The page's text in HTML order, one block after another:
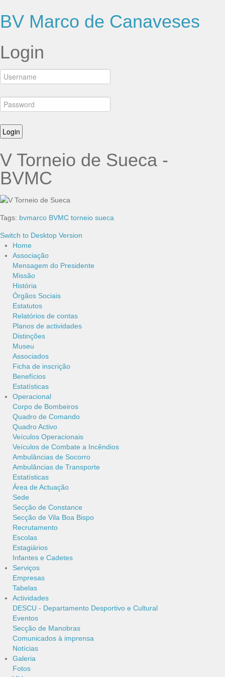
BV Marco de Canaveses
Login
V Torneio de Sueca -
BVMC
Tags: bvmarco BVMC torneio sueca
Switch to Desktop Version
Home
Associação
Mensagem do Presidente
Missão
História
Órgãos Sociais
Estatutos
Relatórios de contas
Planos de actividades
Distinções
Museu
Associados
Ficha de inscrição
Benefícios
Estatísticas
Operacional
Corpo de Bombeiros
Quadro de Comando
Quadro Activo
Veículos Operacionais
Veículos de Combate a Incêndios
Ambulâncias de Socorro
Ambulâncias de Transporte
Estatísticas
Área de Actuação
Sede
Secção de Constance
Secção de Vila Boa Bispo
Recrutamento
Escolas
Estagiários
Infantes e Cadetes
Serviços
Empresas
Tabelas
Actividades
DESCU - Departamento Desportivo e Cultural
Eventos
Secção de Manobras
Comunicados à imprensa
Notícias
Galeria
Fotos